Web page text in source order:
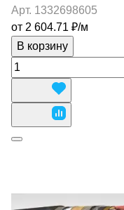
Арт. 1332698605
от 2 604.71 ₽/м
В корзину